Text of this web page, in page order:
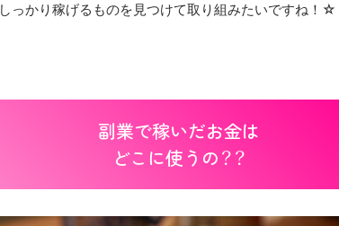
しっかり稼げるものを見つけて取り組みたいですね！☆
副業で稼いだお金は
どこに使うの？？